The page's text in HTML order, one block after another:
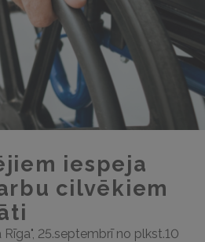
iespeja
cilvēkiem
25.septembrī no plkst.10